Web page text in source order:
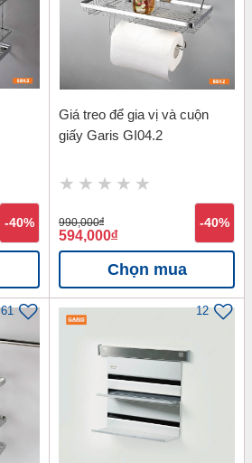
-40%
Giá treo để gia vị và cuộn
giấy Garis GI04.2
990,000đ
594,000đ
-40%
Chọn mua
61 12